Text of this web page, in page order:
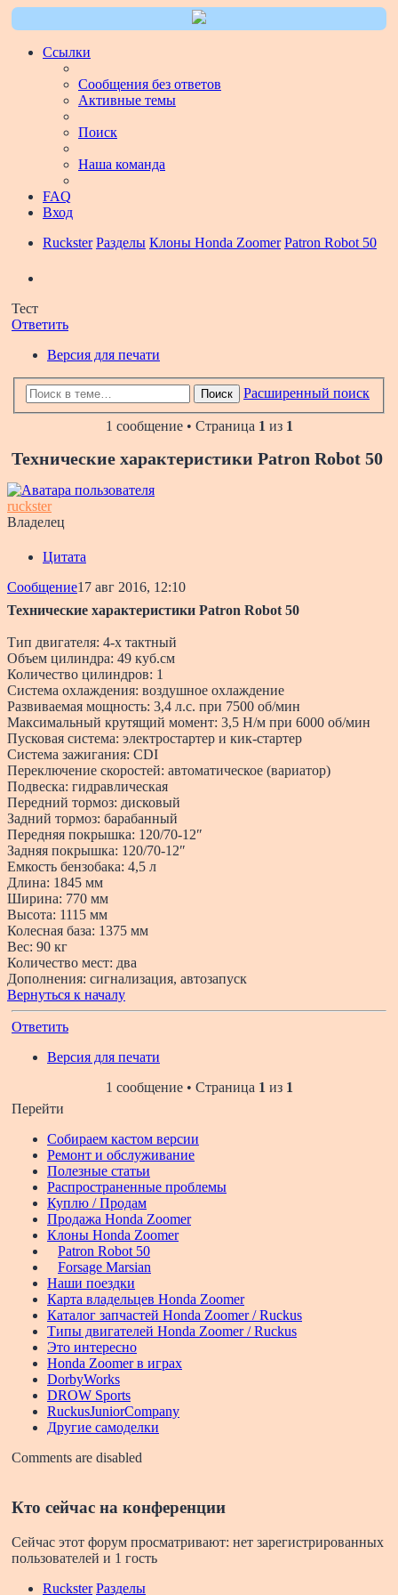
Ссылки
Сообщения без ответов
Активные темы
Поиск
Наша команда
FAQ
Вход
Ruckster Разделы Клоны Honda Zoomer Patron Robot 50
Тест
Ответить
Версия для печати
Поиск Расширенный поиск
1 сообщение • Страница 1 из 1
Технические характеристики Patron Robot 50
ruckster
Владелец
Цитата
Сообщение17 авг 2016, 12:10
Технические характеристики Patron Robot 50
Тип двигателя: 4-х тактный
Объем цилиндра: 49 куб.см
Количество цилиндров: 1
Система охлаждения: воздушное охлаждение
Развиваемая мощность: 3,4 л.с. при 7500 об/мин
Максимальный крутящий момент: 3,5 Н/м при 6000 об/мин
Пусковая система: электростартер и кик-стартер
Система зажигания: CDI
Переключение скоростей: автоматическое (вариатор)
Подвеска: гидравлическая
Передний тормоз: дисковый
Задний тормоз: барабанный
Передняя покрышка: 120/70-12″
Задняя покрышка: 120/70-12″
Емкость бензобака: 4,5 л
Длина: 1845 мм
Ширина: 770 мм
Высота: 1115 мм
Колесная база: 1375 мм
Вес: 90 кг
Количество мест: два
Дополнения: сигнализация, автозапуск
Вернуться к началу
Ответить
Версия для печати
1 сообщение • Страница 1 из 1
Перейти
Собираем кастом версии
Ремонт и обслуживание
Полезные статьи
Распространенные проблемы
Куплю / Продам
Продажа Honda Zoomer
Клоны Honda Zoomer
Patron Robot 50
Forsage Marsian
Наши поездки
Карта владельцев Honda Zoomer
Каталог запчастей Honda Zoomer / Ruckus
Типы двигателей Honda Zoomer / Ruckus
Это интересно
Honda Zoomer в играх
DorbyWorks
DROW Sports
RuckusJuniorCompany
Другие самоделки
Comments are disabled
Кто сейчас на конференции
Сейчас этот форум просматривают: нет зарегистрированных
пользователей и 1 гость
Ruckster Разделы